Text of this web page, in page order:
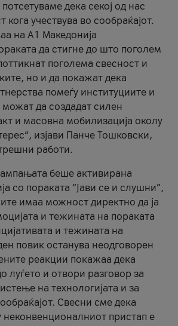
дека секој од нас
кога учествува во сообраќајот.
на A1 Македонија
да стигне до што поголем
поголема свесност и
но и да покажат дека
помеѓу институциите и
да создадат силен
и масовна мобилизација околу
изјави Панче Тошковски,
работи.
беше активирана
со пораката “Јави се и слушни”,
имаа можност директно да ја
и тежината на пораката
и тежината на
повик останува неодговорен
реакции покажаа дека
луѓето и отвори разговор за
на технологијата и за
Свесни сме дека
неконвенционалниот пристап е